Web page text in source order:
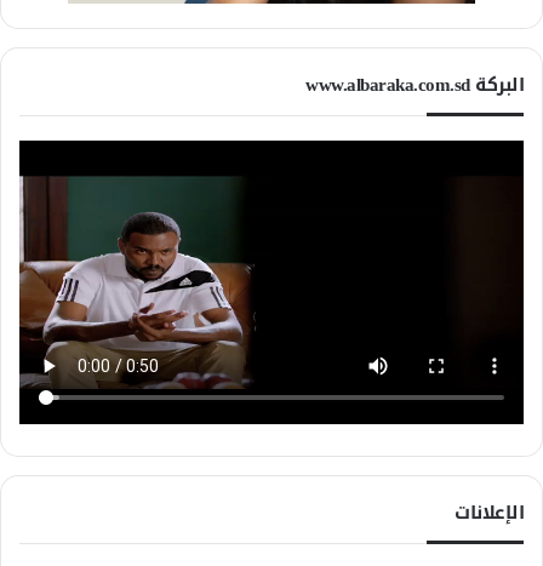
البركة www.albaraka.com.sd
الإعلانات